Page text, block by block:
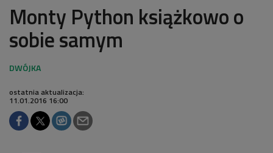
Monty Python książkowo o
sobie samym
ostatnia aktualizacja:
11.01.2016 16:00